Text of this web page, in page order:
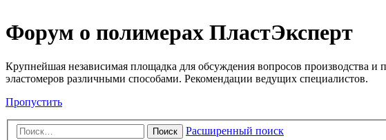
Форум о полимерах ПластЭксперт
Крупнейшая независимая площадка для обсуждения вопросов производства и
эластомеров различными способами. Рекомендации ведущих специалистов.
Пропустить
Поиск Расширенный поиск